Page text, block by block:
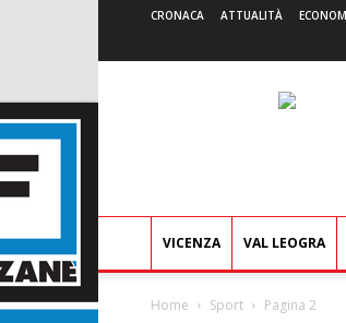
CRONACA ATTUALITÀ
VICENZA VAL LEOGRA
Home Sport Pagina 2